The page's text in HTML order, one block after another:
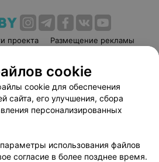
проекта
Размещение рекламы
соглашение
Способы оплаты
Партнеры
руководителю 103.by
персональных данных
cookie
cookie для обеспечения
сайта, его улучшения, сбора
персонализированных
использования файлов
согласие в более позднее время.